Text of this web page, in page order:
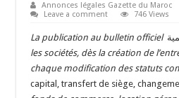
Annonces légales Gazette du Maroc
Leave a comment
746 Views
La publication au bulletin officiel
les sociétés, dès la création de
chaque modification des statuts
capital, transfert de siège,